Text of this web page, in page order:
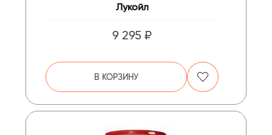
Лукойл
9 295 ₽
В КОРЗИНУ